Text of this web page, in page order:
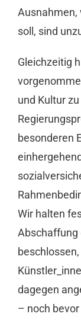
Ausnahmen,
soll, sind
Gleichzeitig
und Kultur
besonderen
Wir halten
Abschaffung
dagegen
– noch